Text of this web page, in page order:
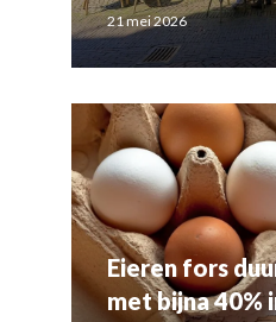
21 mei 2026
Eieren fors
met bijna 40%